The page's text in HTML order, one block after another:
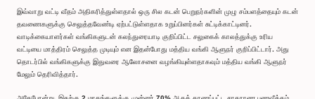
இவ்வாறு வட்டி வீதம் அதிகரித்துள்ளதால் ஒரு சில கடன் பெறுநர்களின் முழு சம்பளத்தையும் கடன்
தவணைகளுக்கு செலுத்தவேண்டி ஏற்பட்டுள்ளதாக உறுப்பினர்கள் சுட்டிக்காட்டினர்.
வாடிக்கையாளர்கள் வங்கிகளுடன் கலந்துரையாடி குறிப்பிட்ட சலுகைக் காலத்துக்கு உரிய
வட்டியை மாத்திரம் செலுத்த முடியும் என இதன்போது மத்திய வங்கி ஆளுநர் குறிப்பிட்டார். அது
தொடர்பில் வங்கிகளுக்கு இதுவரை ஆலோசனை வழங்கியுள்ளதாகவும் மத்திய வங்கி ஆளுநர்
மேலும் தெரிவித்தார்.